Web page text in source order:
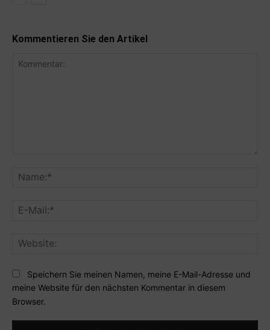
Kommentieren Sie den Artikel
Speichern Sie meinen Namen, meine E-Mail-Adresse und
meine Website für den nächsten Kommentar in diesem
Browser.